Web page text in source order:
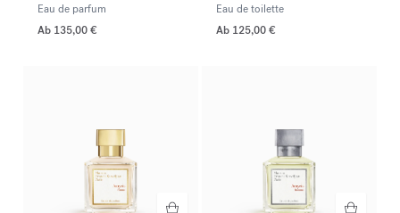
Eau de parfum
Ab 135,00 €
Eau de toilette
Ab 125,00 €